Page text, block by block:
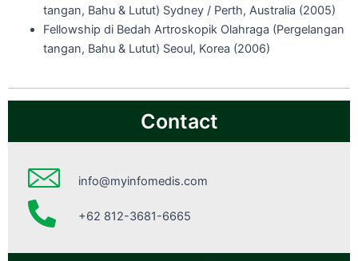
tangan, Bahu & Lutut) Sydney / Perth, Australia (2005)
Fellowship di Bedah Artroskopik Olahraga (Pergelangan
tangan, Bahu & Lutut) Seoul, Korea (2006)
Contact
info@myinfomedis.com
+62 812-3681-6665